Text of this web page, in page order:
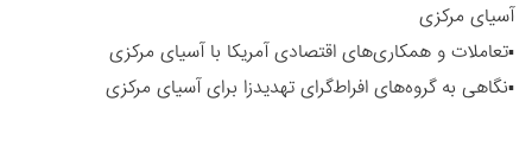
آسیای مرکزی
▪️تعاملات و همکاری‌های اقتصادی آمریکا با آسیای مرکزی
▪️نگاهی به گروه‌های افراط‌گرای تهدیدزا برای آسیای مرکزی